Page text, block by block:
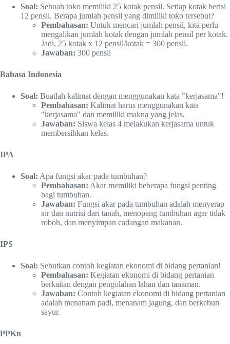
Soal: Sebuah toko memiliki 25 kotak pensil. Setiap kotak berisi
12 pensil. Berapa jumlah pensil yang dimiliki toko tersebut?
Pembahasan: Untuk mencari jumlah pensil, kita perlu
mengalikan jumlah kotak dengan jumlah pensil per kotak.
Jadi, 25 kotak x 12 pensil/kotak = 300 pensil.
Jawaban: 300 pensil
Bahasa Indonesia
Soal: Buatlah kalimat dengan menggunakan kata "kerjasama"!
Pembahasan: Kalimat harus menggunakan kata
"kerjasama" dan memiliki makna yang jelas.
Jawaban: Siswa kelas 4 melakukan kerjasama untuk
membersihkan kelas.
IPA
Soal: Apa fungsi akar pada tumbuhan?
Pembahasan: Akar memiliki beberapa fungsi penting
bagi tumbuhan.
Jawaban: Fungsi akar pada tumbuhan adalah menyerap
air dan nutrisi dari tanah, menopang tumbuhan agar tidak
roboh, dan menyimpan cadangan makanan.
IPS
Soal: Sebutkan contoh kegiatan ekonomi di bidang pertanian!
Pembahasan: Kegiatan ekonomi di bidang pertanian
berkaitan dengan pengolahan lahan dan tanaman.
Jawaban: Contoh kegiatan ekonomi di bidang pertanian
adalah menanam padi, menanam jagung, dan berkebun
sayur.
PPKn